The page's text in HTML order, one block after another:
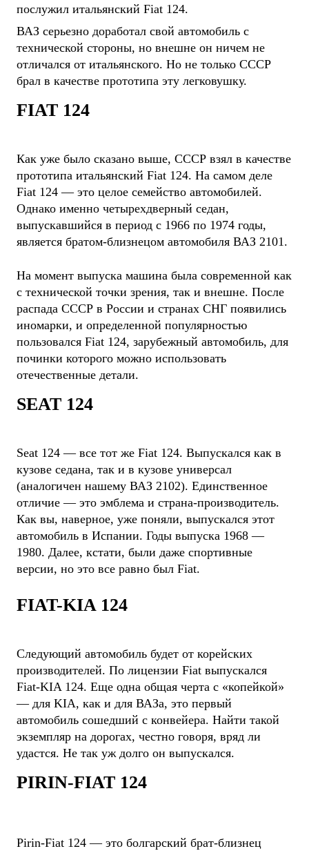
послужил итальянский Fiat 124.
ВАЗ серьезно доработал свой автомобиль с
технической стороны, но внешне он ничем не
отличался от итальянского. Но не только СССР
брал в качестве прототипа эту легковушку.
FIAT 124
Как уже было сказано выше, СССР взял в качестве
прототипа итальянский Fiat 124. На самом деле
Fiat 124 — это целое семейство автомобилей.
Однако именно четырехдверный седан,
выпускавшийся в период с 1966 по 1974 годы,
является братом-близнецом автомобиля ВАЗ 2101.
На момент выпуска машина была современной как
с технической точки зрения, так и внешне. После
распада СССР в России и странах СНГ появились
иномарки, и определенной популярностью
пользовался Fiat 124, зарубежный автомобиль, для
починки которого можно использовать
отечественные детали.
SEAT 124
Seat 124 — все тот же Fiat 124. Выпускался как в
кузове седана, так и в кузове универсал
(аналогичен нашему ВАЗ 2102). Единственное
отличие — это эмблема и страна-производитель.
Как вы, наверное, уже поняли, выпускался этот
автомобиль в Испании. Годы выпуска 1968 —
1980. Далее, кстати, были даже спортивные
версии, но это все равно был Fiat.
FIAT-KIA 124
Следующий автомобиль будет от корейских
производителей. По лицензии Fiat выпускался
Fiat-KIA 124. Еще одна общая черта с «копейкой»
— для KIA, как и для ВАЗа, это первый
автомобиль сошедший с конвейера. Найти такой
экземпляр на дорогах, честно говоря, вряд ли
удастся. Не так уж долго он выпускался.
PIRIN-FIAT 124
Pirin-Fiat 124 — это болгарский брат-близнец